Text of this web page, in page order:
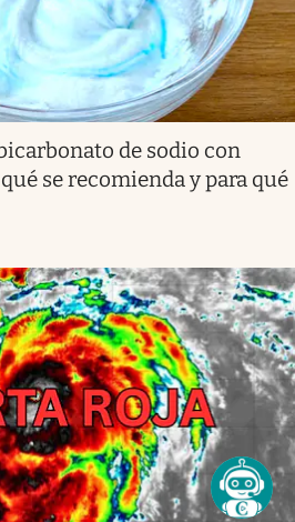
de sodio con
se recomienda y para qué